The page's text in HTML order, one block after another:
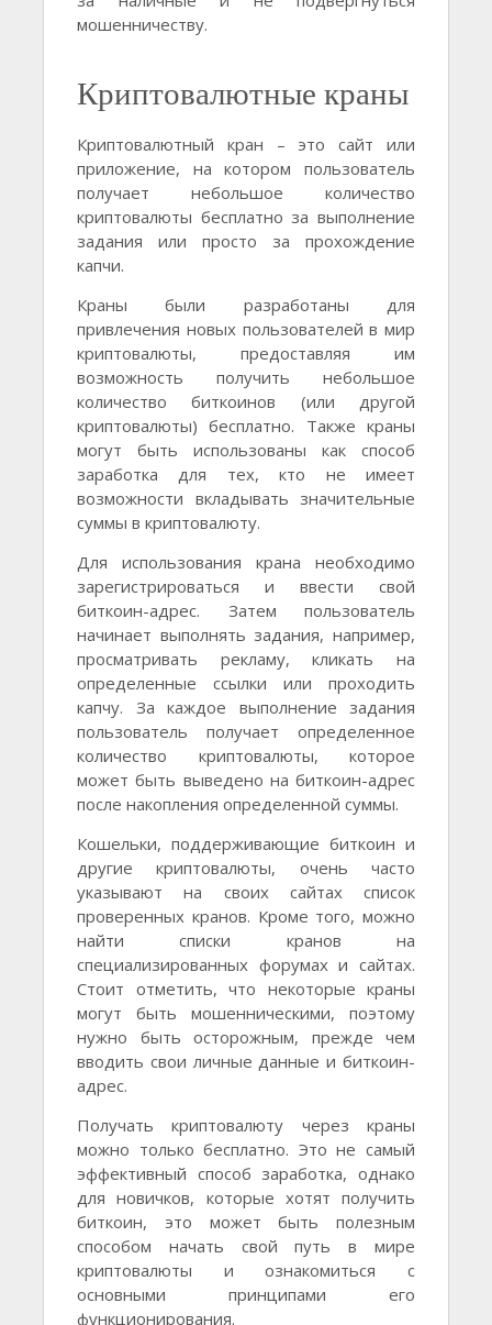
мошенничеству.
Криптовалютные краны
Криптовалютный кран – это сайт или
приложение, на котором пользователь
получает небольшое количество
криптовалюты бесплатно за выполнение
задания или просто за прохождение
капчи.
Краны были разработаны для
привлечения новых пользователей в мир
криптовалюты, предоставляя им
возможность получить небольшое
количество биткоинов (или другой
криптовалюты) бесплатно. Также краны
могут быть использованы как способ
заработка для тех, кто не имеет
возможности вкладывать значительные
суммы в криптовалюту.
Для использования крана необходимо
зарегистрироваться и ввести свой
биткоин-адрес. Затем пользователь
начинает выполнять задания, например,
просматривать рекламу, кликать на
определенные ссылки или проходить
капчу. За каждое выполнение задания
пользователь получает определенное
количество криптовалюты, которое
может быть выведено на биткоин-адрес
после накопления определенной суммы.
Кошельки, поддерживающие биткоин и
другие криптовалюты, очень часто
указывают на своих сайтах список
проверенных кранов. Кроме того, можно
найти списки кранов на
специализированных форумах и сайтах.
Стоит отметить, что некоторые краны
могут быть мошенническими, поэтому
нужно быть осторожным, прежде чем
вводить свои личные данные и биткоин-
адрес.
Получать криптовалюту через краны
можно только бесплатно. Это не самый
эффективный способ заработка, однако
для новичков, которые хотят получить
биткоин, это может быть полезным
способом начать свой путь в мире
криптовалюты и ознакомиться с
основными принципами его
функционирования.